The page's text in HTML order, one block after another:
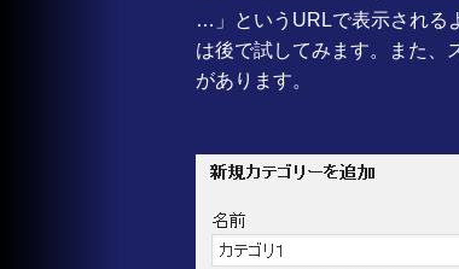
…」というURLで表示される
は後で試してみます。また、
があります。